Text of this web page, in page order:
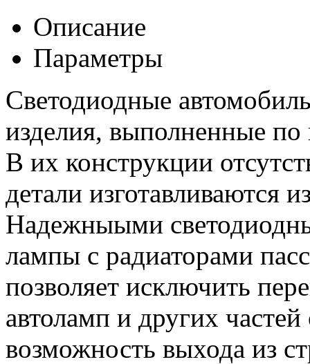
Описание
Параметры
Светодиодные
изделия, выполненные
В их конструкции
детали изготавливаются
Надежныыми
лампы с радиаторами
позволяет исключить
автоламп и других
возможность выхода из